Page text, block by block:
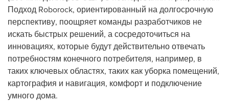
Подход Roborock, ориентированный на долгосрочную
перспективу, поощряет команды разработчиков не
искать быстрых решений, а сосредоточиться на
инновациях, которые будут действительно отвечать
потребностям конечного потребителя, например, в
таких ключевых областях, таких как уборка помещений,
картография и навигация, комфорт и подключение
умного дома.